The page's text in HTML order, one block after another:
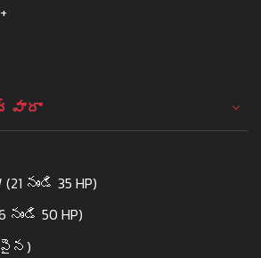
ద్వారా
నుండి 35 HP)
నుండి 50 HP)
పైన)